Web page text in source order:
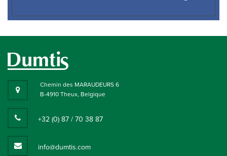
Chemin des MARAUDEURS 6
B-4910 Theux, Belgique
+32 (0) 87 / 70 38 87
info@dumtis.com